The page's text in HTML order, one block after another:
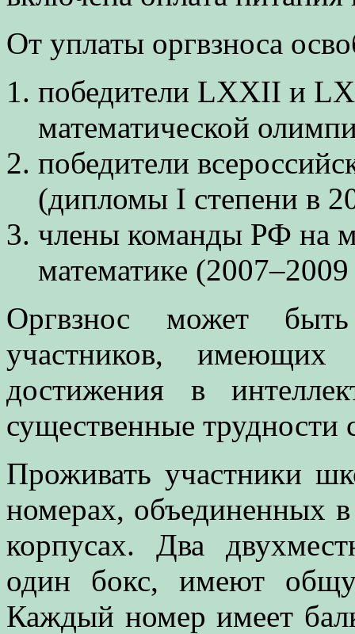
От уплаты оргвзноса
победители LXXII и
математической
победители
(дипломы I степени в
члены команды РФ на
математике (2007–2009
Оргвзнос может
участников, имеющих
достижения в
существенные трудности
Проживать участники
номерах, объединенных
корпусах. Два
один бокс, имеют
Каждый номер имеет